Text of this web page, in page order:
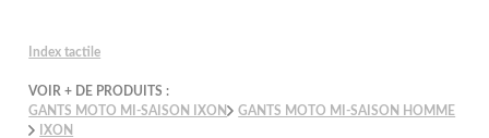
Index tactile
VOIR + DE PRODUITS :
GANTS MOTO MI-SAISON IXON
GANTS MOTO MI-SAISON HOMME
IXON